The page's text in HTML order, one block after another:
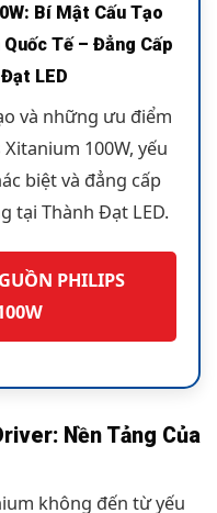
Bí Mật Cấu Tạo
Tế – Đẳng Cấp
LED
và những ưu điểm
100W, yếu
biệt và đẳng cấp
tại Thành Đạt LED.
PHILIPS
Nền Tảng Của
không đến từ yếu